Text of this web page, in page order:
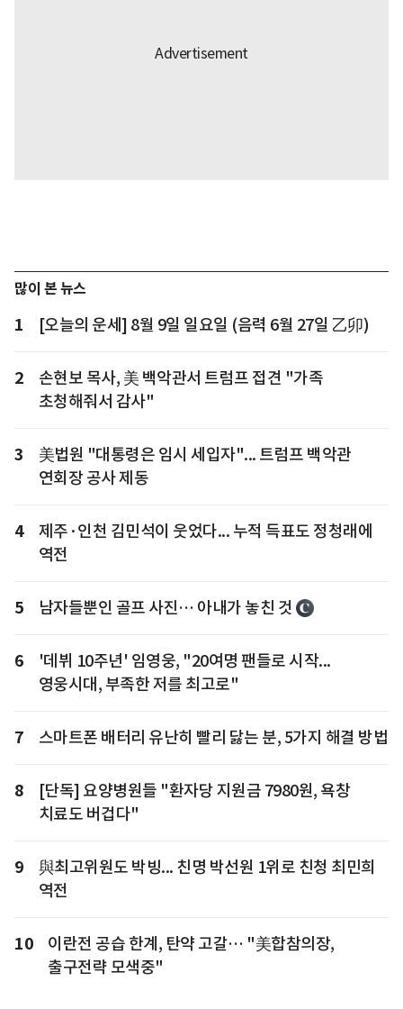
많이 본 뉴스
1 [오늘의 운세] 8월 9일 일요일 (음력 6월 27일 乙卯)
2
손현보 목사, 美 백악관서 트럼프 접견 "가족
초청해줘서 감사"
3
美법원 "대통령은 임시 세입자"... 트럼프 백악관
연회장 공사 제동
4
제주·인천 김민석이 웃었다... 누적 득표도 정청래에
역전
5 남자들뿐인 골프 사진… 아내가 놓친 것
6
'데뷔 10주년' 임영웅, "20여명 팬들로 시작...
영웅시대, 부족한 저를 최고로"
7 스마트폰 배터리 유난히 빨리 닳는 분, 5가지 해결 방법
8
[단독] 요양병원들 "환자당 지원금 7980원, 욕창
치료도 버겁다"
9
與최고위원도 박빙... 친명 박선원 1위로 친청 최민희
역전
10
이란전 공습 한계, 탄약 고갈… "美합참의장,
출구전략 모색중"